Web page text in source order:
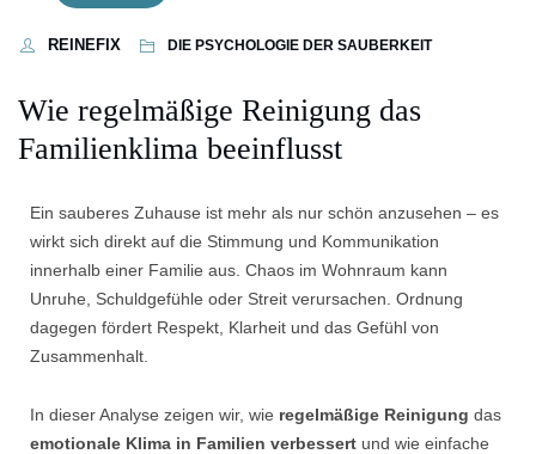
REINEFIX DIE PSYCHOLOGIE DER SAUBERKEIT
Wie regelmäßige Reinigung das
Familienklima beeinflusst
Ein sauberes Zuhause ist mehr als nur schön anzusehen – es
wirkt sich direkt auf die Stimmung und Kommunikation
innerhalb einer Familie aus. Chaos im Wohnraum kann
Unruhe, Schuldgefühle oder Streit verursachen. Ordnung
dagegen fördert Respekt, Klarheit und das Gefühl von
Zusammenhalt.
In dieser Analyse zeigen wir, wie regelmäßige Reinigung das
emotionale Klima in Familien verbessert und wie einfache